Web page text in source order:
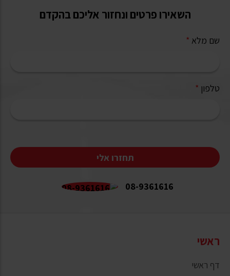
השאירו פרטים ונחזור אליכם בהקדם
שם מלא *
טלפון *
תחזרו אלי
08-9361616
ראשי
דף ראשי